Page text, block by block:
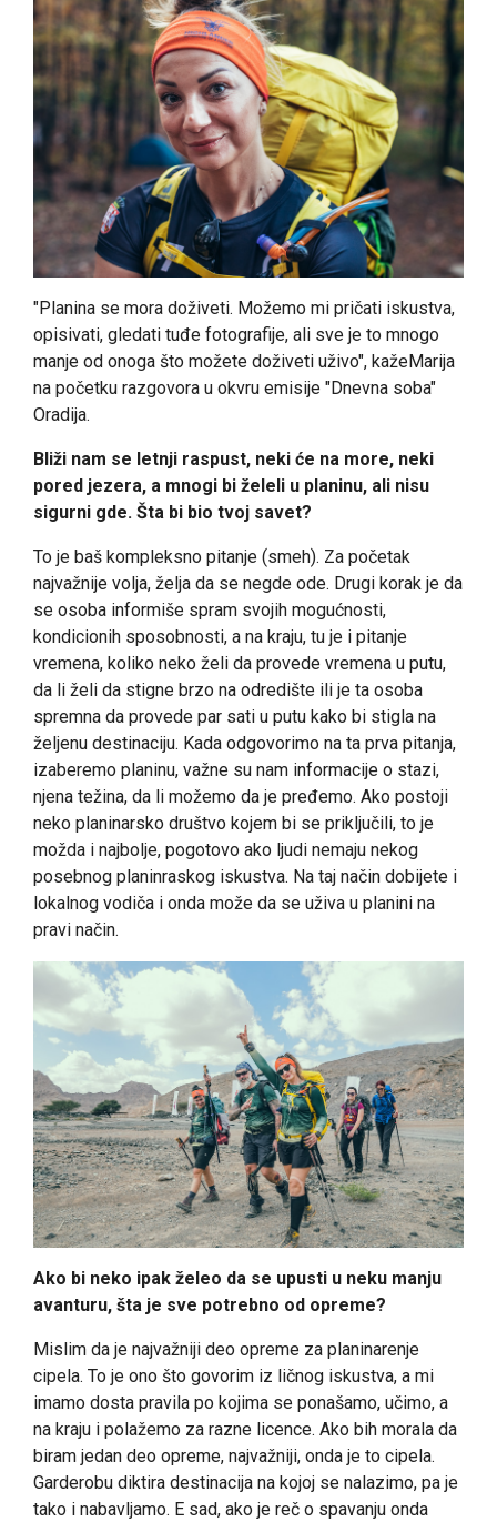
"Planina se mora doživeti. Možemo mi pričati iskustva,
opisivati, gledati tuđe fotografije, ali sve je to mnogo
manje od onoga što možete doživeti uživo", kažeMarija
na početku razgovora u okvru emisije "Dnevna soba"
Oradija.
Bliži nam se letnji raspust, neki će na more, neki
pored jezera, a mnogi bi želeli u planinu, ali nisu
sigurni gde. Šta bi bio tvoj savet?
To je baš kompleksno pitanje (smeh). Za početak
najvažnije volja, želja da se negde ode. Drugi korak je da
se osoba informiše spram svojih mogućnosti,
kondicionih sposobnosti, a na kraju, tu je i pitanje
vremena, koliko neko želi da provede vremena u putu,
da li želi da stigne brzo na odredište ili je ta osoba
spremna da provede par sati u putu kako bi stigla na
željenu destinaciju. Kada odgovorimo na ta prva pitanja,
izaberemo planinu, važne su nam informacije o stazi,
njena težina, da li možemo da je pređemo. Ako postoji
neko planinarsko društvo kojem bi se priključili, to je
možda i najbolje, pogotovo ako ljudi nemaju nekog
posebnog planinraskog iskustva. Na taj način dobijete i
lokalnog vodiča i onda može da se uživa u planini na
pravi način.
Ako bi neko ipak želeo da se upusti u neku manju
avanturu, šta je sve potrebno od opreme?
Mislim da je najvažniji deo opreme za planinarenje
cipela. To je ono što govorim iz ličnog iskustva, a mi
imamo dosta pravila po kojima se ponašamo, učimo, a
na kraju i polažemo za razne licence. Ako bih morala da
biram jedan deo opreme, najvažniji, onda je to cipela.
Garderobu diktira destinacija na kojoj se nalazimo, pa je
tako i nabavljamo. E sad, ako je reč o spavanju onda